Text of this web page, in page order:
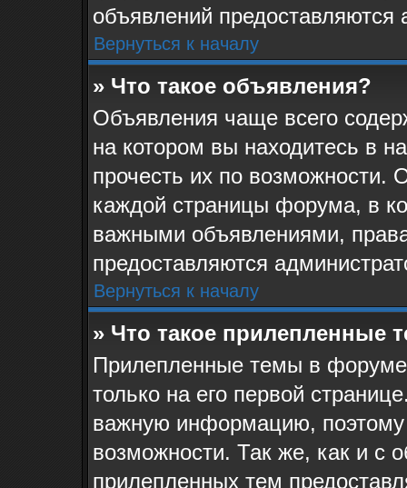
объявлений
Вернуться к началу
» Что такое объявления?
Объявления чаще всего
на котором вы находитесь в
прочесть их по возможности.
каждой страницы форума, в
важными объявлениями,
предоставляются
Вернуться к началу
» Что такое прилепленные
Прилепленные темы в форуме
только на его первой
важную информацию,
возможности. Так же, как и с
прилепленных тем